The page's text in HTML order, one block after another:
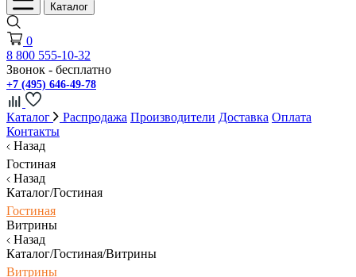
Каталог
0
8 800 555-10-32
Звонок - бесплатно
+7 (495) 646-49-78
Каталог Распродажа Производители Доставка Оплата
Контакты
Назад
Гостиная
Назад
Каталог/Гостиная
Гостиная
Витрины
Назад
Каталог/Гостиная/Витрины
Витрины